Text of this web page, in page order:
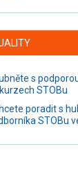
s
STOBu
poradit s
STOBu